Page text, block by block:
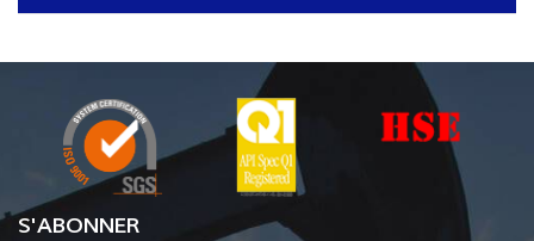
S'ABONNER